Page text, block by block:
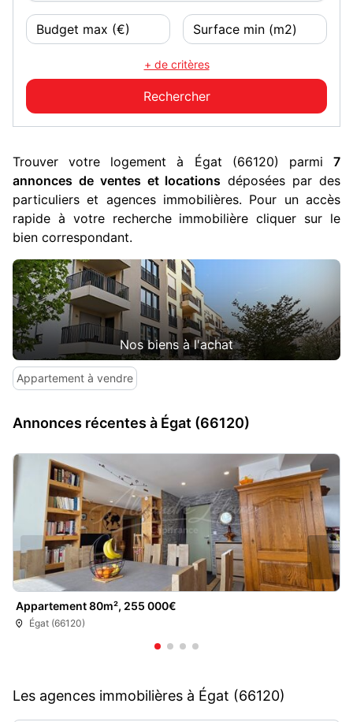
+ de critères
Trouver votre logement à Égat (66120) parmi 7
annonces de ventes et locations déposées par des
particuliers et agences immobilières. Pour un accès
rapide à votre recherche immobilière cliquer sur le
bien correspondant.
Nos biens à l'achat
Appartement à vendre
Annonces récentes à Égat (66120)
Appartement 80m², 255 000€
Égat (66120)
Les agences immobilières à Égat (66120)